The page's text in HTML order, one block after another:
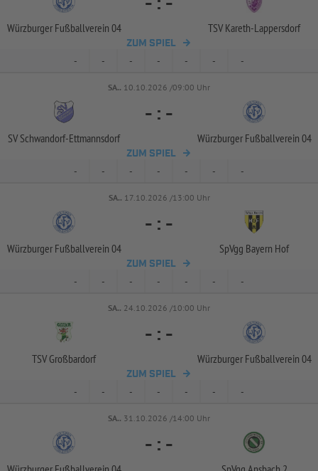
Würzburger Fußballverein 04 TSV Kareth-Lappersdorf
ZUM SPIEL
- - - - - - -
SA.. 10.10.2026 /09:00 Uhr
SV Schwandorf-Ettmannsdorf
- : -
Würzburger Fußballverein 04
ZUM SPIEL
- - - - - - -
SA.. 17.10.2026 /13:00 Uhr
Würzburger Fußballverein 04
- : -
SpVgg Bayern Hof
ZUM SPIEL
- - - - - - -
SA.. 24.10.2026 /10:00 Uhr
TSV Großbardorf
- : -
Würzburger Fußballverein 04
ZUM SPIEL
- - - - - - -
SA.. 31.10.2026 /14:00 Uhr
- : -